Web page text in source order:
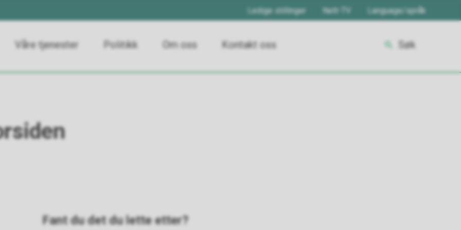
Ledige stillinger Nett-TV Language/språk
Våre tjenester Politikk Om oss Kontakt oss Søk
Fant du det du lette etter?